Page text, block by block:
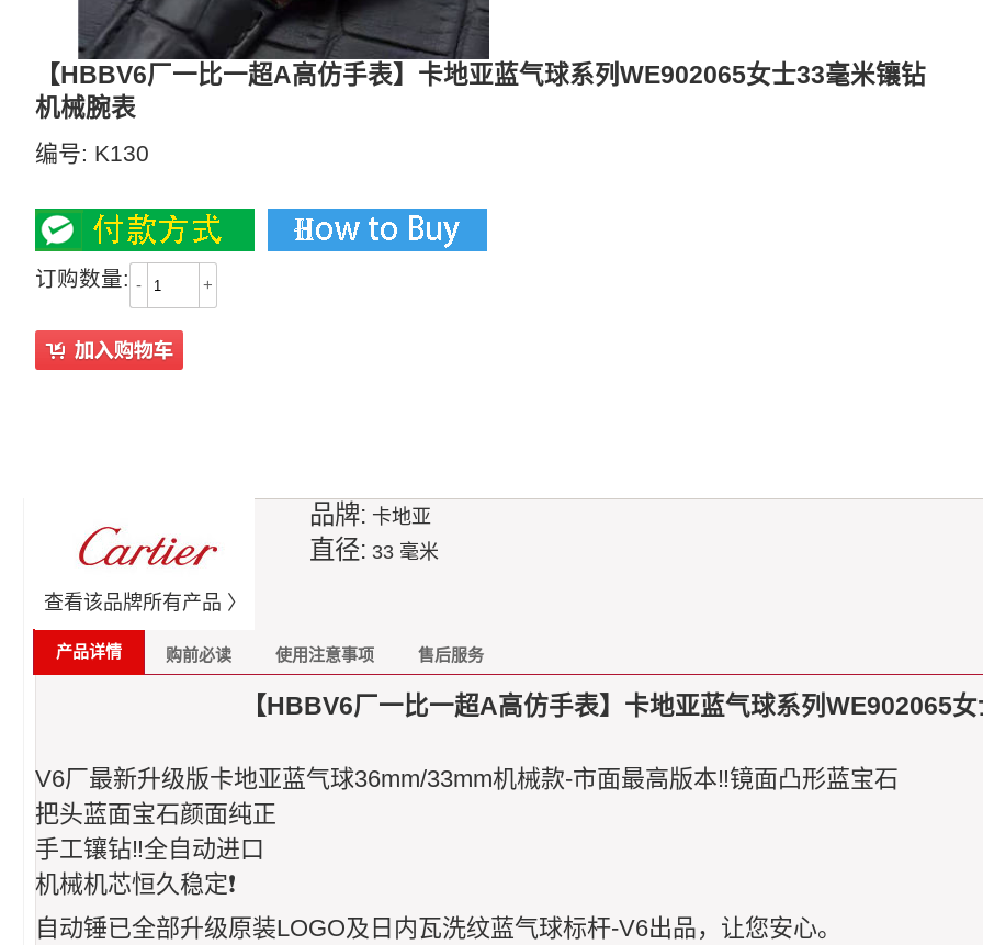
【HBBV6厂一比一超A高仿手表】卡地亚蓝气球系列WE902065女士33毫米镶钻
机械腕表
编号: K130
订购数量: - +
查看该品牌所有产品 〉
品牌: 卡地亚
直径: 33 毫米
产品详情 购前必读 使用注意事项 售后服务
【HBBV6厂一比一超A高仿手表】卡地亚蓝气球系列WE902065
V6厂最新升级版卡地亚蓝气球36mm/33mm机械款-市面最高版本‼️镜面凸形蓝宝石
把头蓝面宝石颜面纯正
手工镶钻‼️全自动进口
机械机芯恒久稳定❗
自动锤已全部升级原装LOGO及日内瓦洗纹️蓝气球标杆-V6出品，让您安心。